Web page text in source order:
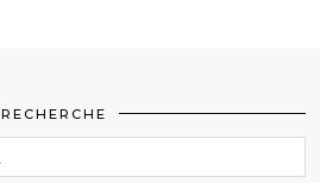
RECHERCHE